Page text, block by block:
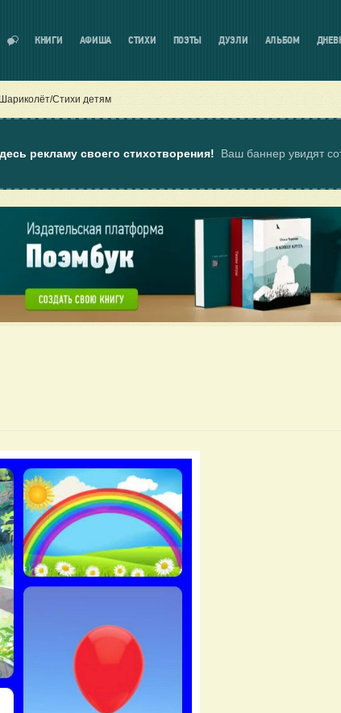
КНИГИ АФИША СТИХИ ПОЭТЫ ДУЭЛИ АЛЬБОМ
Шариколёт/Стихи детям
рекламу своего стихотворения! Ваш баннер увидят